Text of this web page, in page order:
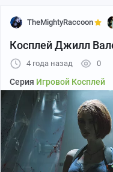
TheMightyRaccoon
Косплей Джилл
4 года назад 0
Серия Игровой Косплей